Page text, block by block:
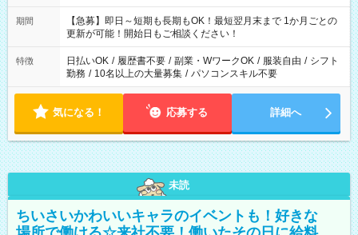
期間
【急募】即日～短期も長期もOK！最短翌月末まで 1か月ごとの
更新が可能！開始日もご相談ください！
特徴 日払いOK / 履歴書不要 / 副業・WワークOK / 服装自由 / シフト
勤務 / 10名以上の大量募集 / パソコンスキル不要
気になる！ 応募する 詳細へ
未読
ちいさいかわいいキャラのイベントも！好きな